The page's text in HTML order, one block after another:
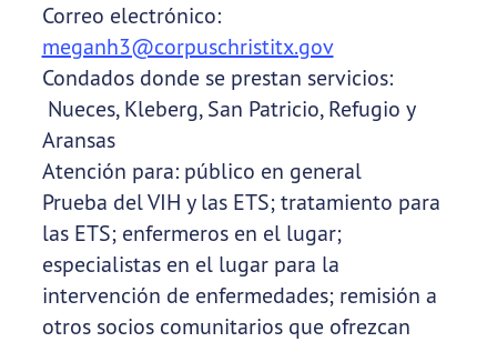
Correo electrónico:
meganh3@corpuschristitx.gov
Condados donde se prestan servicios:
Nueces, Kleberg, San Patricio, Refugio y
Aransas
Atención para: público en general
Prueba del VIH y las ETS; tratamiento para
las ETS; enfermeros en el lugar;
especialistas en el lugar para la
intervención de enfermedades; remisión a
otros socios comunitarios que ofrezcan